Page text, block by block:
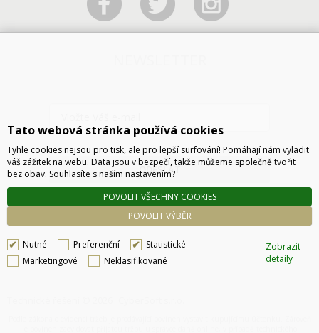
ODESLAT
Tato webová stránka používá cookies
Tyhle cookies nejsou pro tisk, ale pro lepší surfování! Pomáhají nám vyladit
váš zážitek na webu. Data jsou v bezpečí, takže můžeme společně tvořit
bez obav. Souhlasíte s naším nastavením?
POVOLIT VÝBĚR
POVOLIT VŠECHNY COOKIES
Nutné Preferenční
Statistické
Marketingové
Neklasifikované
Zobrazit
detaily